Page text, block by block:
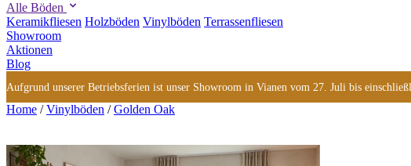
Alle Böden
Keramikfliesen Holzböden Vinylböden Terrassenfliesen
Showroom
Aktionen
Blog
Aufgrund unserer Betriebsferien ist unser Showroom in Vianen vom 27. Juli bis
Home /Vinylböden /Golden Oak